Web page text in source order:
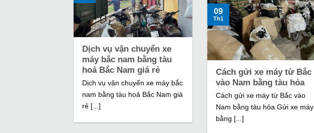
Dịch vụ vận chuyển xe
máy bắc nam bằng tàu
hoả Bắc Nam giá rẻ
Dịch vụ vận chuyển xe máy bắc
nam bằng tàu hoả Bắc Nam giá
rẻ [...]
Cách gửi xe máy từ Bắc
vào Nam bằng tàu hỏa
Cách gửi xe máy từ Bắc vào
Nam bằng tàu hỏa Gửi xe máy
bằng [...]
09
Th1